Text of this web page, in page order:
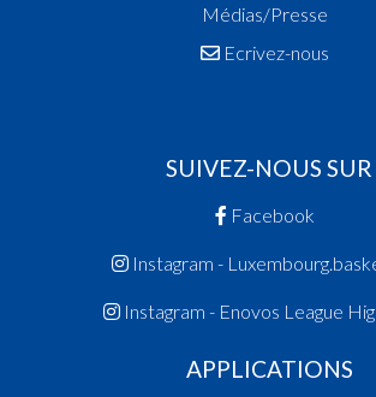
Médias/Presse
Ecrivez-nous
SUIVEZ-NOUS SUR
Facebook
Instagram -
Instagram - Enovos League
APPLICATIONS